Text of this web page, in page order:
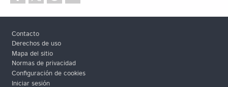
Footer
Contacto
Derechos de uso
Mapa del sitio
Normas de privacidad
Configuración de cookies
Iniciar sesión